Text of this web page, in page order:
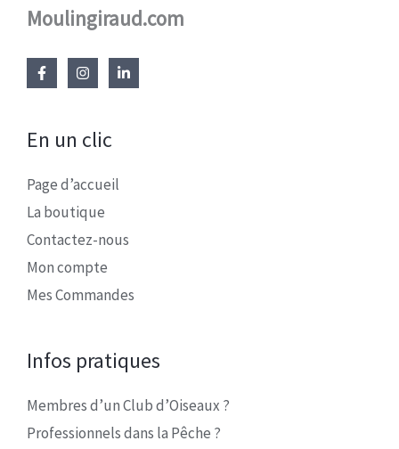
Moulingiraud.com
En un clic
Page d’accueil
La boutique
Contactez-nous
Mon compte
Mes Commandes
Infos pratiques
Membres d’un Club d’Oiseaux ?
Professionnels dans la Pêche ?